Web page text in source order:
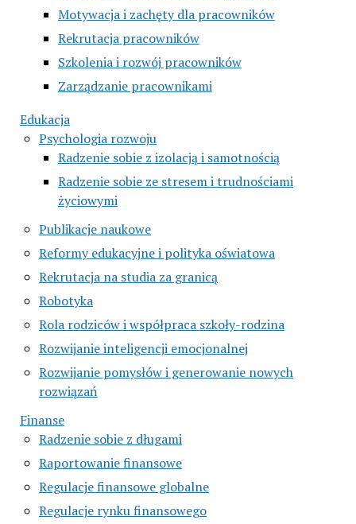
Motywacja i zachęty dla pracowników
Rekrutacja pracowników
Szkolenia i rozwój pracowników
Zarządzanie pracownikami
Edukacja
Psychologia rozwoju
Radzenie sobie z izolacją i samotnością
Radzenie sobie ze stresem i trudnościami
życiowymi
Publikacje naukowe
Reformy edukacyjne i polityka oświatowa
Rekrutacja na studia za granicą
Robotyka
Rola rodziców i współpraca szkoły-rodzina
Rozwijanie inteligencji emocjonalnej
Rozwijanie pomysłów i generowanie nowych
rozwiązań
Finanse
Radzenie sobie z długami
Raportowanie finansowe
Regulacje finansowe globalne
Regulacje rynku finansowego